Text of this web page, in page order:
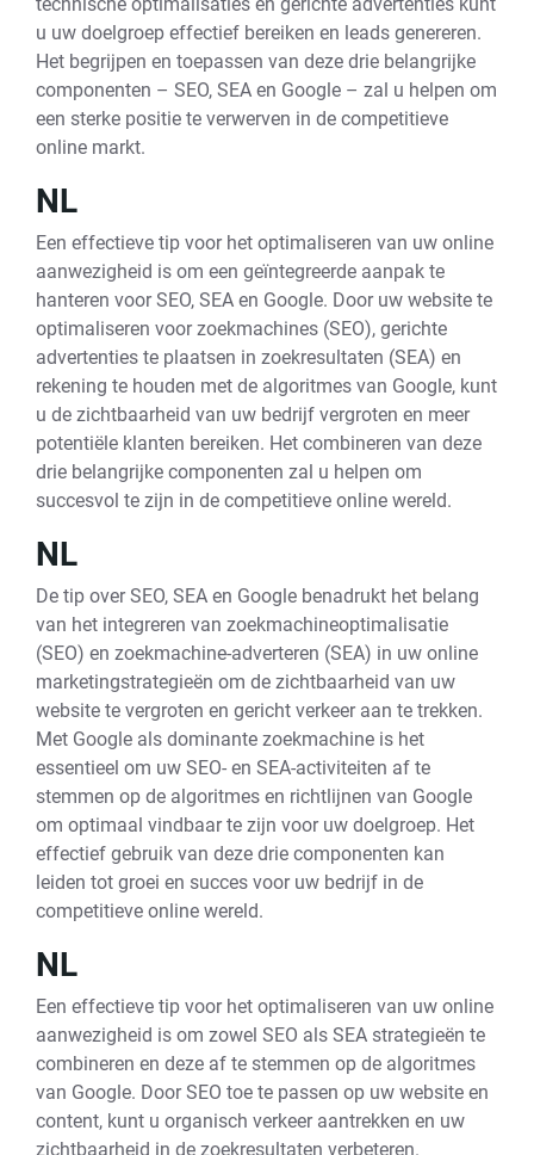
u uw doelgroep effectief bereiken en leads genereren.
Het begrijpen en toepassen van deze drie belangrijke
componenten – SEO, SEA en Google – zal u helpen om
een sterke positie te verwerven in de competitieve
online markt.
NL
Een effectieve tip voor het optimaliseren van uw online
aanwezigheid is om een geïntegreerde aanpak te
hanteren voor SEO, SEA en Google. Door uw website te
optimaliseren voor zoekmachines (SEO), gerichte
advertenties te plaatsen in zoekresultaten (SEA) en
rekening te houden met de algoritmes van Google, kunt
u de zichtbaarheid van uw bedrijf vergroten en meer
potentiële klanten bereiken. Het combineren van deze
drie belangrijke componenten zal u helpen om
succesvol te zijn in de competitieve online wereld.
NL
De tip over SEO, SEA en Google benadrukt het belang
van het integreren van zoekmachineoptimalisatie
(SEO) en zoekmachine-adverteren (SEA) in uw online
marketingstrategieën om de zichtbaarheid van uw
website te vergroten en gericht verkeer aan te trekken.
Met Google als dominante zoekmachine is het
essentieel om uw SEO- en SEA-activiteiten af te
stemmen op de algoritmes en richtlijnen van Google
om optimaal vindbaar te zijn voor uw doelgroep. Het
effectief gebruik van deze drie componenten kan
leiden tot groei en succes voor uw bedrijf in de
competitieve online wereld.
NL
Een effectieve tip voor het optimaliseren van uw online
aanwezigheid is om zowel SEO als SEA strategieën te
combineren en deze af te stemmen op de algoritmes
van Google. Door SEO toe te passen op uw website en
content, kunt u organisch verkeer aantrekken en uw
zichtbaarheid in de zoekresultaten verbeteren.